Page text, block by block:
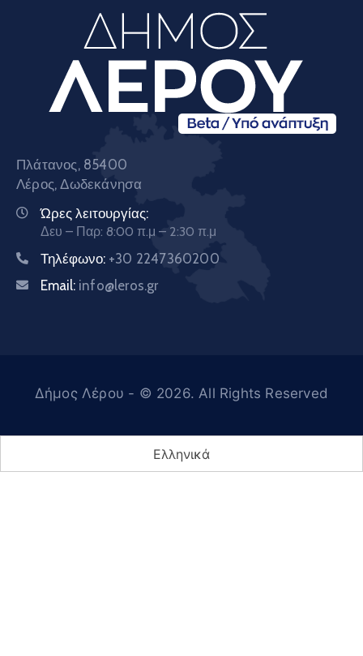
Πλάτανος, 85400
Λέρος, Δωδεκάνησα
Ώρες λειτουργίας:
Δευ – Παρ: 8:00 π.μ – 2:30 π.μ
Τηλέφωνο: +30 2247360200
Email: info@leros.gr
Δήμος Λέρου - © 2026. All Rights Reserved
Ελληνικά